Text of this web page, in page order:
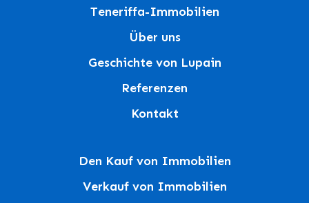
Teneriffa-Immobilien
Über uns
Geschichte von Lupain
Referenzen
Kontakt
Den Kauf von Immobilien
Verkauf von Immobilien